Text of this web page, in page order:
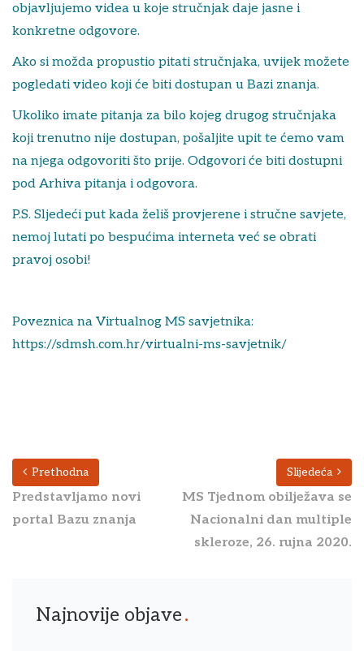
objavljujemo videa u koje stručnjak daje jasne i
konkretne odgovore.
Ako si možda propustio pitati stručnjaka, uvijek možete
pogledati video koji će biti dostupan u Bazi znanja.
Ukoliko imate pitanja za bilo kojeg drugog stručnjaka
koji trenutno nije dostupan, pošaljite upit te ćemo vam
na njega odgovoriti što prije. Odgovori će biti dostupni
pod Arhiva pitanja i odgovora.
P.S. Sljedeći put kada želiš provjerene i stručne savjete,
nemoj lutati po bespućima interneta već se obrati
pravoj osobi!
Poveznica na Virtualnog MS savjetnika:
https://sdmsh.com.hr/virtualni-ms-savjetnik/
Prethodna
Predstavljamo novi
portal Bazu znanja
Slijedeća
MS Tjednom obilježava se
Nacionalni dan multiple
skleroze, 26. rujna 2020.
Najnovije objave